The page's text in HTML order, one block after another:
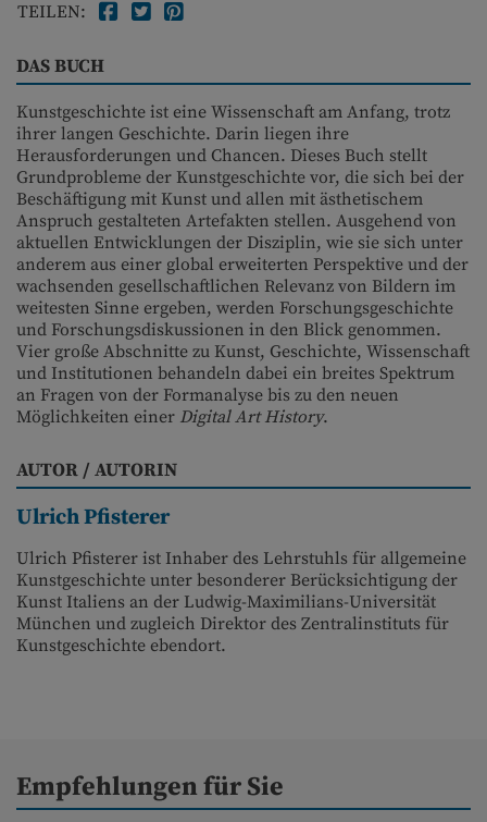
TEILEN:
DAS BUCH
Kunstgeschichte ist eine Wissenschaft am Anfang, trotz
ihrer langen Geschichte. Darin liegen ihre
Herausforderungen und Chancen. Dieses Buch stellt
Grundprobleme der Kunstgeschichte vor, die sich bei der
Beschäftigung mit Kunst und allen mit ästhetischem
Anspruch gestalteten Artefakten stellen. Ausgehend von
aktuellen Entwicklungen der Disziplin, wie sie sich unter
anderem aus einer global erweiterten Perspektive und der
wachsenden gesellschaftlichen Relevanz von Bildern im
weitesten Sinne ergeben, werden Forschungsgeschichte
und Forschungs­diskussionen in den Blick genommen.
Vier große Abschnitte zu Kunst, Geschichte, Wissenschaft
und Institutionen behandeln dabei ein breites Spektrum
an Fragen von der Formanalyse bis zu den neuen
Möglichkeiten einer Digital Art History.
AUTOR / AUTORIN
Ulrich Pfisterer
Ulrich Pfisterer ist Inhaber des Lehrstuhls für allgemeine
Kunstgeschichte unter besonderer Berücksichtigung der
Kunst Italiens an der Ludwig-Maximilians-Universität
München und zugleich Direktor des Zentralinstituts für
Kunstgeschichte ebendort.
Empfehlungen für Sie